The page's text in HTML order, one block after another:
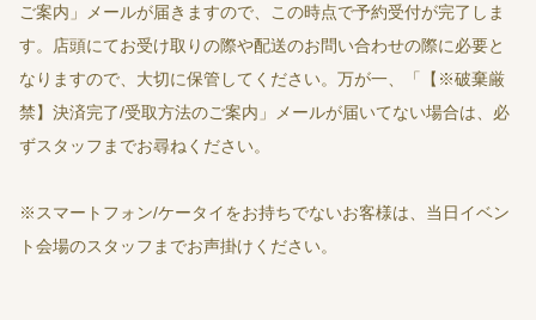
ご案内」メールが届きますので、この時点で予約受付が完了しま
す。店頭にてお受け取りの際や配送のお問い合わせの際に必要と
なりますので、大切に保管してください。万が一、「【※破棄厳
禁】決済完了/受取方法のご案内」メールが届いてない場合は、必
ずスタッフまでお尋ねください。
※スマートフォン/ケータイをお持ちでないお客様は、当日イベン
ト会場のスタッフまでお声掛けください。